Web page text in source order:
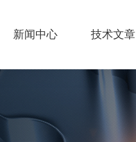
新闻中心 技术文章